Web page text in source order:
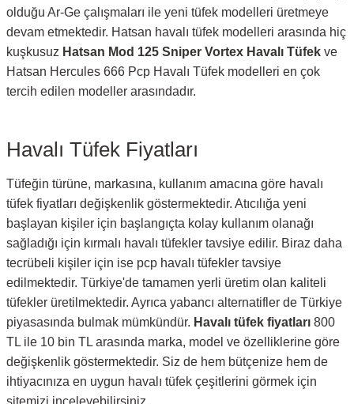
olduğu Ar-Ge çalışmaları ile yeni tüfek modelleri üretmeye
devam etmektedir. Hatsan havalı tüfek modelleri arasında hiç
kuşkusuz Hatsan Mod 125 Sniper Vortex Havalı Tüfek ve
Hatsan Hercules 666 Pcp Havalı Tüfek modelleri en çok
tercih edilen modeller arasındadır.
Havalı Tüfek Fiyatları
Tüfeğin türüne, markasına, kullanım amacına göre havalı
tüfek fiyatları değişkenlik göstermektedir. Atıcılığa yeni
başlayan kişiler için başlangıçta kolay kullanım olanağı
sağladığı için kırmalı havalı tüfekler tavsiye edilir. Biraz daha
tecrübeli kişiler için ise pcp havalı tüfekler tavsiye
edilmektedir. Türkiye'de tamamen yerli üretim olan kaliteli
tüfekler üretilmektedir. Ayrıca yabancı alternatifler de Türkiye
piyasasında bulmak mümkündür. Havalı tüfek fiyatları 800
TL ile 10 bin TL arasında marka, model ve özelliklerine göre
değişkenlik göstermektedir. Siz de hem bütçenize hem de
ihtiyacınıza en uygun havalı tüfek çeşitlerini görmek için
sitemizi inceleyebilirsiniz.